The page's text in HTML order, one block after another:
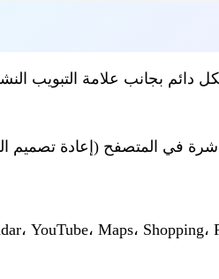
في المتصفح (إعادة تصميم